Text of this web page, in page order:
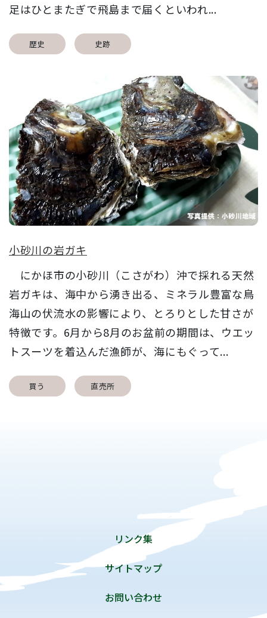
足はひとまたぎで飛島まで届くといわれ...
歴史 史跡
小砂川の岩ガキ
にかほ市の小砂川（こさがわ）沖で採れる天然
岩ガキは、海中から湧き出る、ミネラル豊富な鳥
海山の伏流水の影響により、とろりとした甘さが
特徴です。6月から8月のお盆前の期間は、ウエッ
トスーツを着込んだ漁師が、海にもぐって...
買う 直売所
リンク集
サイトマップ
お問い合わせ